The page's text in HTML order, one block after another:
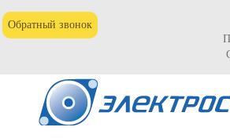
Обратный звонок